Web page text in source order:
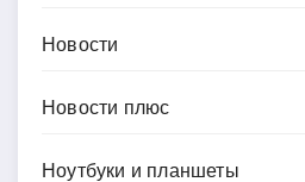
Новости
Новости плюс
Ноутбуки и планшеты